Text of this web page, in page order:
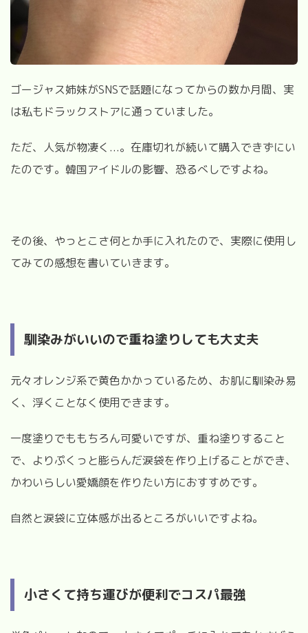
ゴージャス姉妹がSNSで話題になってからの数か月間、実
は私もドラックストアに通っていました。
ただ、人気が物凄く...。在庫切れが続いて購入できずにい
たのです。韓国アイドルの影響、恐るべしですよね。
その後、やっとこさ何とか手に入れたので、実際に使用し
てみての感想を書いていきます。
馴染みがいいので重ね塗りしても大丈夫
元々オレンジ系で黄色かかっているため、お肌に馴染み易
く、浮くことなく使用できます。
一度塗りでももちろん可愛いですが、重ね塗りすること
で、よりぷくっと膨らんだ涙袋を作り上げることができ、
かわいらしい愛嬌顔を作りたい方におすすめです。
自然と涙袋に立体感が出るところがいいですよね。
小さくて持ち運びが便利でコスパ最強